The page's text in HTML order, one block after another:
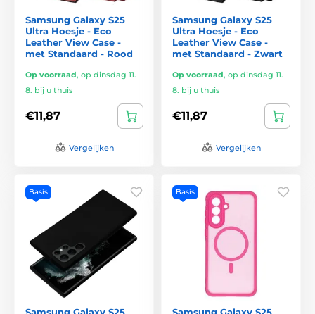
Samsung Galaxy S25
Ultra Hoesje - Eco
Leather View Case -
met Standaard - Rood
Op voorraad, op dinsdag 11.
8. bij u thuis
€11,87
Vergelijken
Samsung Galaxy S25
Ultra Hoesje - Eco
Leather View Case -
met Standaard - Zwart
Op voorraad, op dinsdag 11.
8. bij u thuis
€11,87
Vergelijken
Basis
Samsung Galaxy S25
Basis
Samsung Galaxy S25